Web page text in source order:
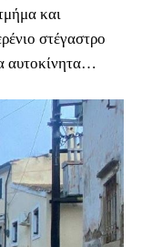
και
στέγαστρο
αυτοκίνητα…